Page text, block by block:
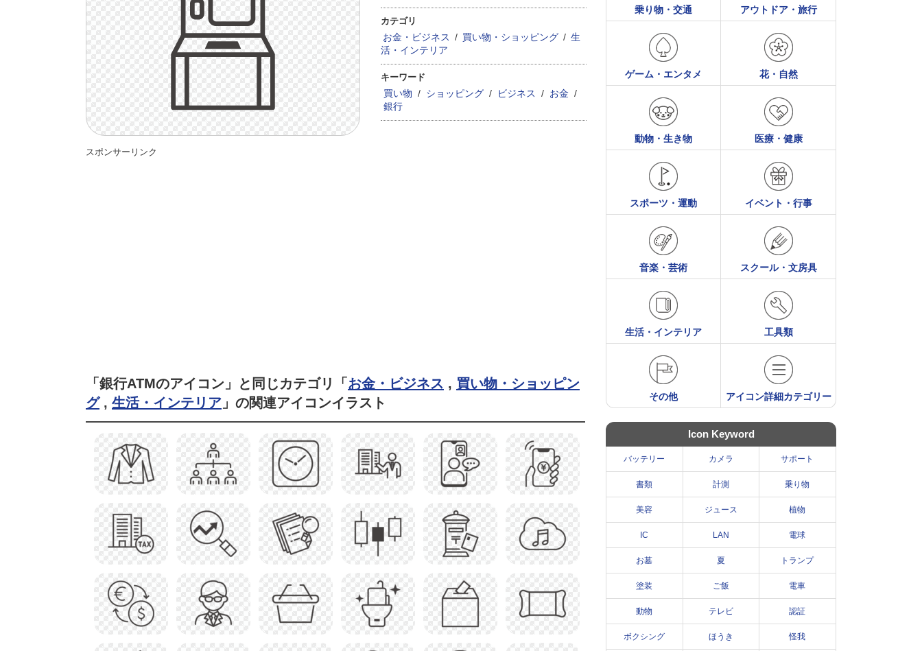
カテゴリ
お金・ビジネス / 買い物・ショッピング / 生
活・インテリア
キーワード
買い物 / ショッピング / ビジネス / お金 /
銀行
スポンサーリンク
「銀行ATMのアイコン」と同じカテゴリ「 お金・ビジネス , 買い物・ショッピン
グ, 生活・インテリア 」の関連アイコンイラスト
乗り物・交通 アウトドア・旅行
ゲーム・エンタメ 花・自然
動物・生き物 医療・健康
スポーツ・運動 イベント・行事
音楽・芸術 スクール・文房具
生活・インテリア 工具類
その他 アイコン詳細カテゴリー
Icon Keyword
バッテリー カメラ サポート
書類 計測 乗り物
美容 ジュース 植物
IC LAN 電球
お墓 夏 トランプ
塗装 ご飯 電車
動物 テレビ 認証
ボクシング ほうき 怪我